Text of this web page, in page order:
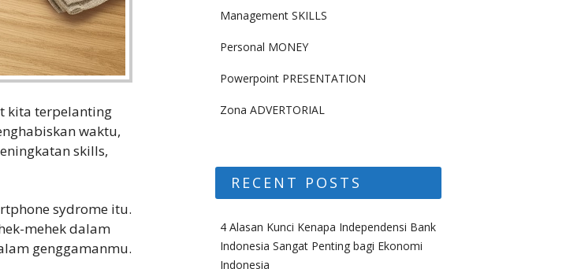
kita terpelanting
waktu,
skills,
sydrome itu.
mehek dalam
genggamanmu.
Management SKILLS
Personal MONEY
Powerpoint PRESENTATION
Zona ADVERTORIAL
RECENT POSTS
4 Alasan Kunci Kenapa Independensi Bank
Indonesia Sangat Penting bagi Ekonomi
Indonesia